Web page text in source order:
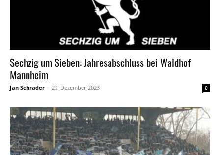
Sechzig um Sieben: Jahresabschluss bei Waldhof
Mannheim
Jan Schrader - 20. Dezember 2023 0